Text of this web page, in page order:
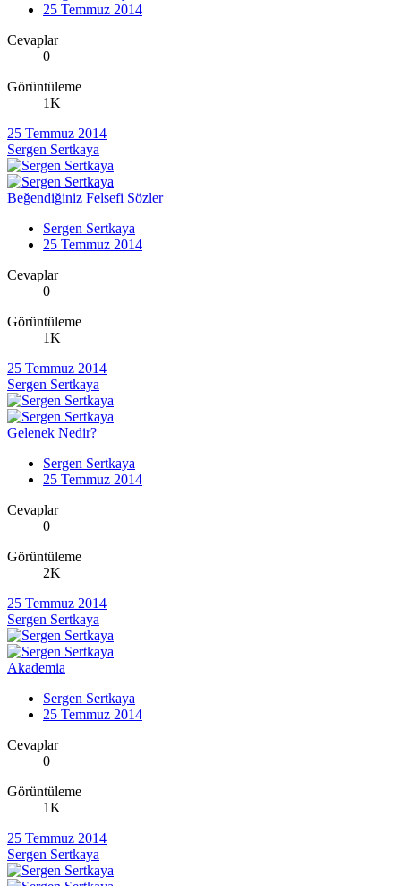
25 Temmuz 2014
Cevaplar
0
Görüntüleme
1K
25 Temmuz 2014
Sergen Sertkaya
Beğendiğiniz Felsefi Sözler
Sergen Sertkaya
25 Temmuz 2014
Cevaplar
0
Görüntüleme
1K
25 Temmuz 2014
Sergen Sertkaya
Gelenek Nedir?
Sergen Sertkaya
25 Temmuz 2014
Cevaplar
0
Görüntüleme
2K
25 Temmuz 2014
Sergen Sertkaya
Akademia
Sergen Sertkaya
25 Temmuz 2014
Cevaplar
0
Görüntüleme
1K
25 Temmuz 2014
Sergen Sertkaya